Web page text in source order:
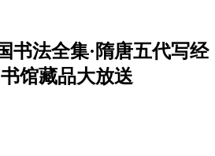
书法全集·隋唐五代写经
馆藏品大放送